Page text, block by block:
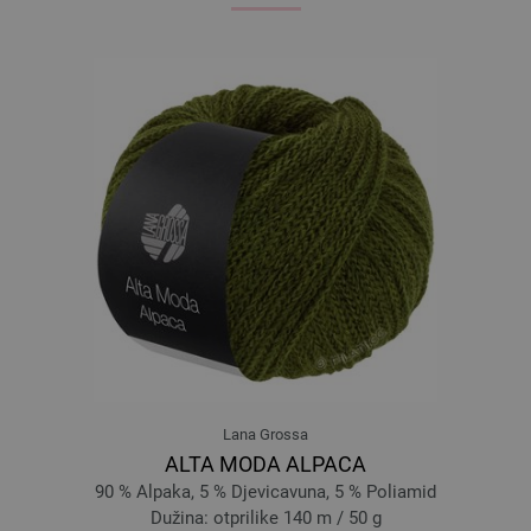
076-bundeva | EAN: 4033493073233
078-Svijetlo crveno | EAN: 4033493073257
079-crna smeđa | EAN: 4033493073264
080-kaki | EAN: 4033493073271
083-jorgovan | EAN: 4033493089678
084-pistać | EAN: 4033493089685
090-roze | EAN: 4033493104715
091-lavanda | EAN: 4033493104722
092-svjetloplav | EAN: 4033493104739
093-petrolplavo | EAN: 4033493104746
095-bordo | EAN: 4033493104760
096-losos | EAN: 4033493117432
097-bež | EAN: 4033493117449
Lana Grossa
ALTA MODA ALPACA
90 % Alpaka, 5 % Djevicavuna, 5 % Poliamid
Dužina: otprilike 140 m / 50 g